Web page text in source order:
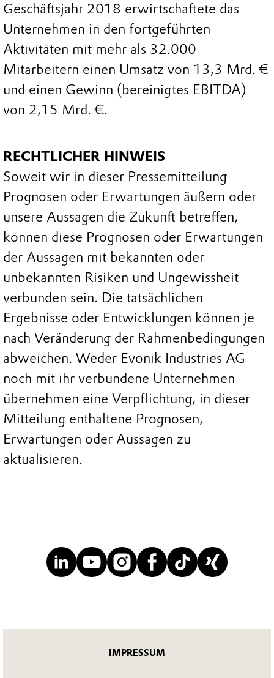
Geschäftsjahr 2018 erwirtschaftete das
Unternehmen in den fortgeführten
Aktivitäten mit mehr als 32.000
Mitarbeitern einen Umsatz von 13,3 Mrd. €
und einen Gewinn (bereinigtes EBITDA)
von 2,15 Mrd. €.
RECHTLICHER HINWEIS
Soweit wir in dieser Pressemitteilung
Prognosen oder Erwartungen äußern oder
unsere Aussagen die Zukunft betreffen,
können diese Prognosen oder Erwartungen
der Aussagen mit bekannten oder
unbekannten Risiken und Ungewissheit
verbunden sein. Die tatsächlichen
Ergebnisse oder Entwicklungen können je
nach Veränderung der Rahmenbedingungen
abweichen. Weder Evonik Industries AG
noch mit ihr verbundene Unternehmen
übernehmen eine Verpflichtung, in dieser
Mitteilung enthaltene Prognosen,
Erwartungen oder Aussagen zu
aktualisieren.
IMPRESSUM